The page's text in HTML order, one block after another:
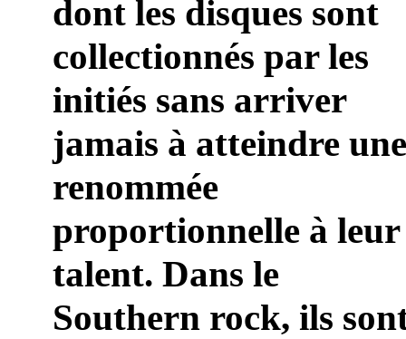
dont les disques sont
collectionnés par les
initiés sans arriver
jamais à atteindre une
renommée
proportionnelle à leur
talent. Dans le
Southern rock, ils